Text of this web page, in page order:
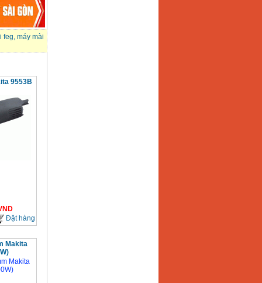
feg, máy mài
9553B
Đặt hàng
Makita